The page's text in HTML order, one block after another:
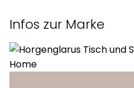
Rücken
Infos zur Marke